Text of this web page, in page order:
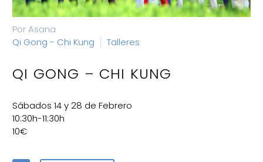
Por Asana
Qi Gong - Chi Kung
Talleres
QI GONG – CHI KUNG
Sábados 14 y 28 de Febrero
10:30h-11:30h
10€